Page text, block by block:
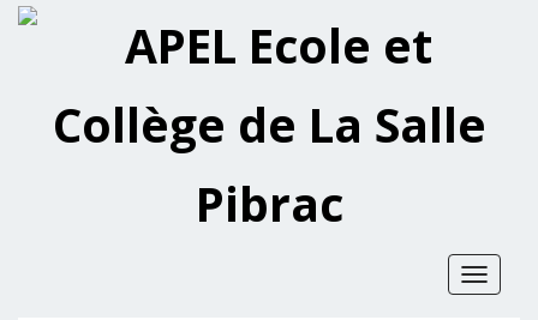
Toggle